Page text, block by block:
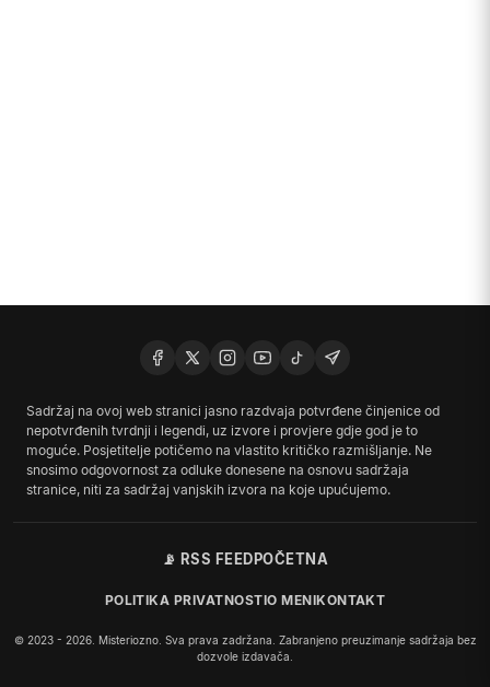
Sadržaj na ovoj web stranici jasno razdvaja potvrđene činjenice od
nepotvrđenih tvrdnji i legendi, uz izvore i provjere gdje god je to
moguće. Posjetitelje potičemo na vlastito kritičko razmišljanje. Ne
snosimo odgovornost za odluke donesene na osnovu sadržaja
stranice, niti za sadržaj vanjskih izvora na koje upućujemo.
📡 RSS FEEDPOČETNA
POLITIKA PRIVATNOSTIO MENIKONTAKT
© 2023 - 2026. Misteriozno. Sva prava zadržana. Zabranjeno preuzimanje sadržaja bez
dozvole izdavača.